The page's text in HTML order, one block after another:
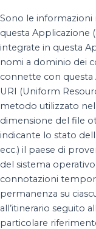
Sono le informazioni
questa Applicazione
integrate in questa
nomi a dominio dei
connette con questa
URI (Uniform
metodo utilizzato
dimensione del file
indicante lo stato
ecc.) il paese di
del sistema
connotazioni
permanenza su
all’itinerario seguito
particolare